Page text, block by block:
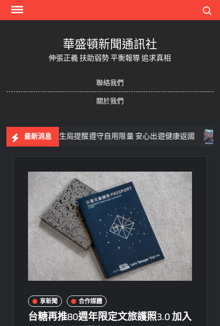
Skip
華盛頓新聞通訊社
伸張正義 扶助弱勢 平衡報導 追求真相
聯絡我們
關於我們
最新消息
義市政府衛生局提醒遵守自用限量 安心出遊健康返國
享新聞 合作媒體
台糖再推80週年限定文旅護照3.0 加入